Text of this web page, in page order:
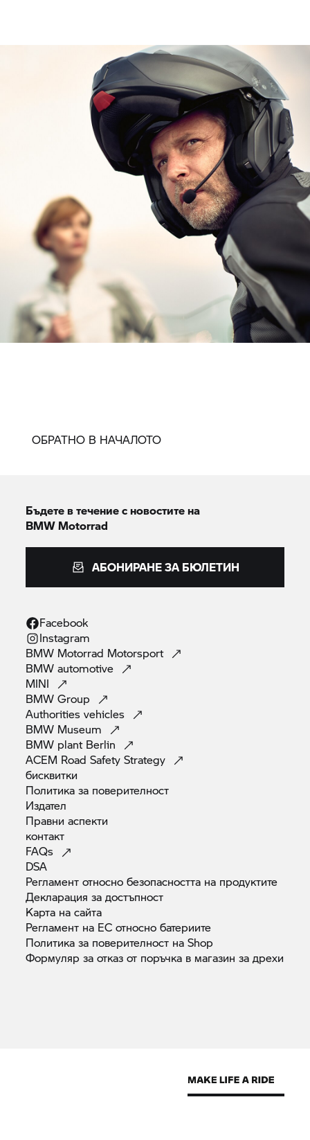
ОБРАТНО В НАЧАЛОТО
Бъдете в течение с новостите на
BMW Motorrad
АБОНИРАНЕ ЗА БЮЛЕТИН
Facebook
Instagram
BMW Motorrad Motorsport
BMWautomotive
MINI
BMWGroup
Authoritiesvehicles
BMW Museum
BMW plant Berlin
ACEM Road SafetyStrategy
бисквитки
Политика за поверителност
Издател
Правниаспекти
контакт
FAQs
DSA
Регламент относно безопасността на продуктите
Декларация задостъпност
Карта насайта
Регламент на ЕС относнобатериите
Политика за поверителност наShop
Формуляр за отказ от поръчка в магазин задрехи